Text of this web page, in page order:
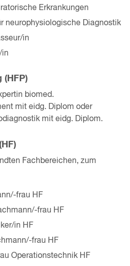
Erkrankungen
neurophysiologische Diagnostik
in
in
(HFP)
biomed.
mit eidg. Diplom oder
mit eidg. Diplom.
Fachbereichen, zum
frau HF
frau HF
in HF
frau HF
Operationstechnik HF